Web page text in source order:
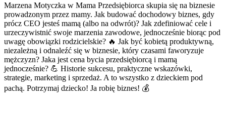
Marzena Motyczka w Mama Przedsiębiorca skupia się na biznesie
prowadzonym przez mamy. Jak budować dochodowy biznes, gdy
prócz CEO jesteś mamą (albo na odwrót)? Jak zdefiniować cele i
urzeczywistnić swoje marzenia zawodowe, jednocześnie biorąc pod
uwagę obowiązki rodzicielskie? 🔥 Jak być kobietą produktywną,
niezależną i odnaleźć się w biznesie, który czasami faworyzuje
mężczyzn? Jaka jest cena bycia przedsiębiorcą i mamą
jednocześnie? 💪 Historie sukcesu, praktyczne wskazówki,
strategie, marketing i sprzedaż. A to wszystko z dzieckiem pod
pachą. Potrzymaj dziecko! Ja robię biznes! 💰